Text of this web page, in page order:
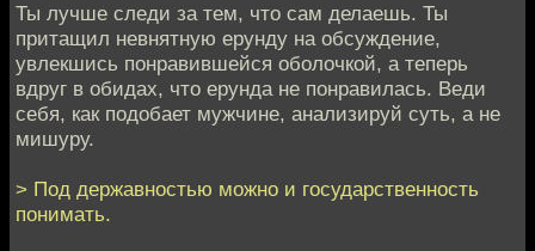
Ты лучше следи за тем, что сам делаешь. Ты
притащил невнятную ерунду на обсуждение,
увлекшись понравившейся оболочкой, а теперь
вдруг в обидах, что ерунда не понравилась. Веди
себя, как подобает мужчине, анализируй суть, а не
мишуру.
> Под державностью можно и государственность
понимать.